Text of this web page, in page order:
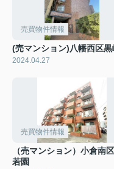
売買物件情報
(売マンション)八幡西区黒
2024.04.27
売買物件情報
（売マンション）小倉南
若園